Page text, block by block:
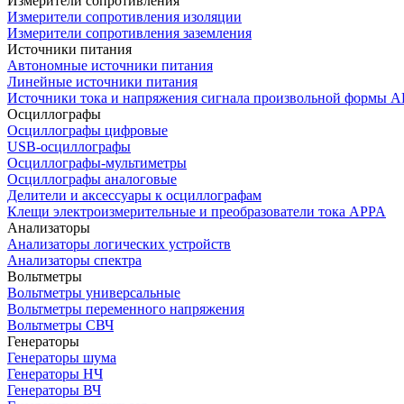
Измерители сопротивления изоляции
Измерители сопротивления заземления
Источники питания
Автономные источники питания
Линейные источники питания
Источники тока и напряжения сигнала произвольной формы
Осциллографы
Осциллографы цифровые
USB-осциллографы
Осциллографы-мультиметры
Осциллографы аналоговые
Делители и аксессуары к осциллографам
Клещи электроизмерительные и преобразователи тока APPA
Анализаторы
Анализаторы логических устройств
Анализаторы спектра
Вольтметры
Вольтметры универсальные
Вольтметры переменного напряжения
Вольтметры СВЧ
Генераторы
Генераторы шума
Генераторы НЧ
Генераторы ВЧ